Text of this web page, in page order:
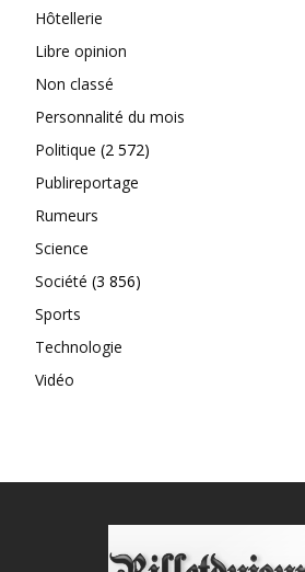
Hôtellerie
Libre opinion
Non classé
Personnalité du mois
Politique (2 572)
Publireportage
Rumeurs
Science
Société (3 856)
Sports
Technologie
Vidéo